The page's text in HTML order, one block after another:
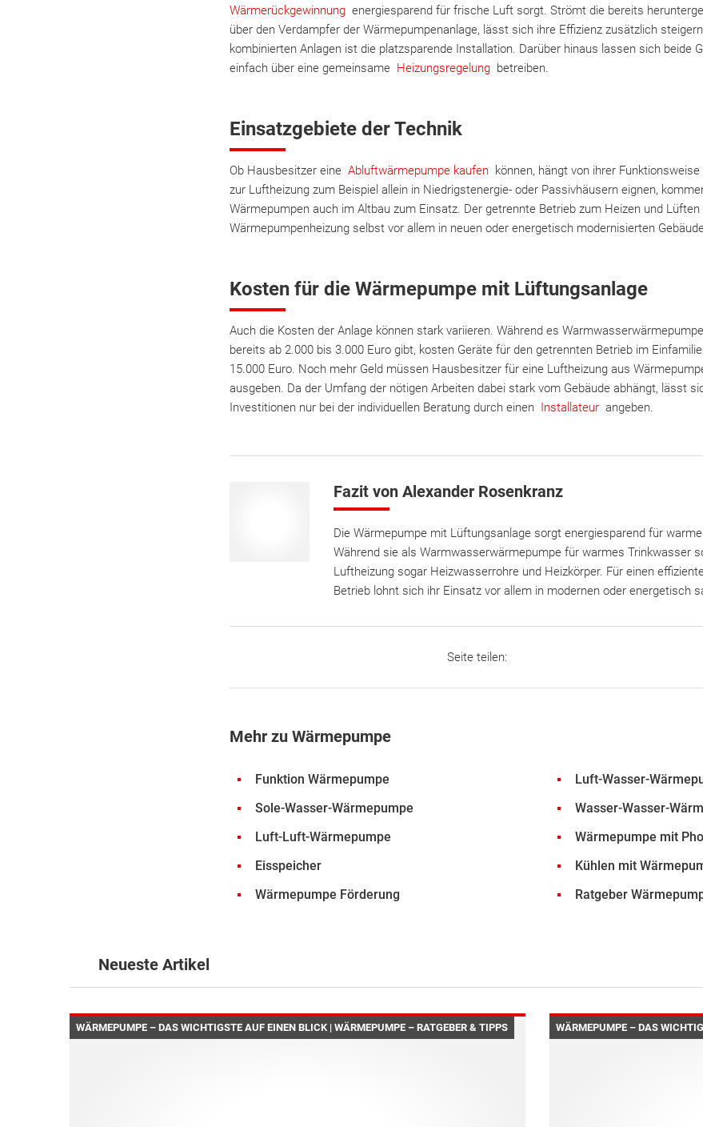
Wärmerückgewinnung energiesparend für frische Luft sorgt. Strömt die bereits
über den Verdampfer der Wärmepumpenanlage, lässt sich ihre Effizienz zusätzlich
kombinierten Anlagen ist die platzsparende Installation. Darüber hinaus lassen sich beide
einfach über eine gemeinsame Heizungsregelung betreiben.
Einsatzgebiete der Technik
Ob Hausbesitzer eine Abluftwärmepumpe kaufen können, hängt von ihrer
zur Luftheizung zum Beispiel allein in Niedrigstenergie- oder Passivhäusern eignen,
Wärmepumpen auch im Altbau zum Einsatz. Der getrennte Betrieb zum Heizen und
Wärmepumpenheizung selbst vor allem in neuen oder energetisch modernisierten
Kosten für die Wärmepumpe mit Lüftungsanlage
Auch die Kosten der Anlage können stark variieren. Während es
bereits ab 2.000 bis 3.000 Euro gibt, kosten Geräte für den getrennten Betrieb im
15.000 Euro. Noch mehr Geld müssen Hausbesitzer für eine Luftheizung aus
ausgeben. Da der Umfang der nötigen Arbeiten dabei stark vom Gebäude abhängt, lässt
Investitionen nur bei der individuellen Beratung durch einen Installateur angeben.
Fazit von Alexander Rosenkranz
Die Wärmepumpe mit Lüftungsanlage sorgt energiesparend für
Während sie als Warmwasserwärmepumpe für warmes Trinkwasser
Luftheizung sogar Heizwasserrohre und Heizkörper. Für einen
Betrieb lohnt sich ihr Einsatz vor allem in modernen oder energetisch
Seite teilen:
Mehr zu Wärmepumpe
Funktion Wärmepumpe
Luft-Wasser-
Sole-Wasser-Wärmepumpe
Wasser-Wasser-
Luft-Luft-Wärmepumpe
Wärmepumpe mit
Eisspeicher
Kühlen mit
Wärmepumpe Förderung
Ratgeber
Neueste Artikel
WÄRMEPUMPE – DAS WICHTIGSTE AUF EINEN BLICK | WÄRMEPUMPE – RATGEBER & TIPPS WÄRMEPUMPE – DAS